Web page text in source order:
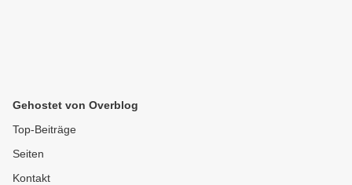
Gehostet von Overblog
Top-Beiträge
Seiten
Kontakt